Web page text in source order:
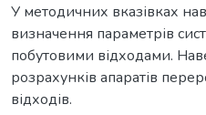
У методичних вказівках
визначення параметрів
побутовими відходами.
розрахунків апаратів
відходів.